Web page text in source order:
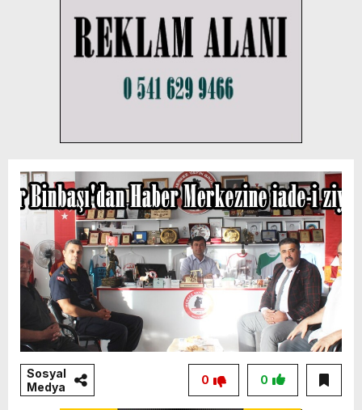
Sosyal
Medya
0
0